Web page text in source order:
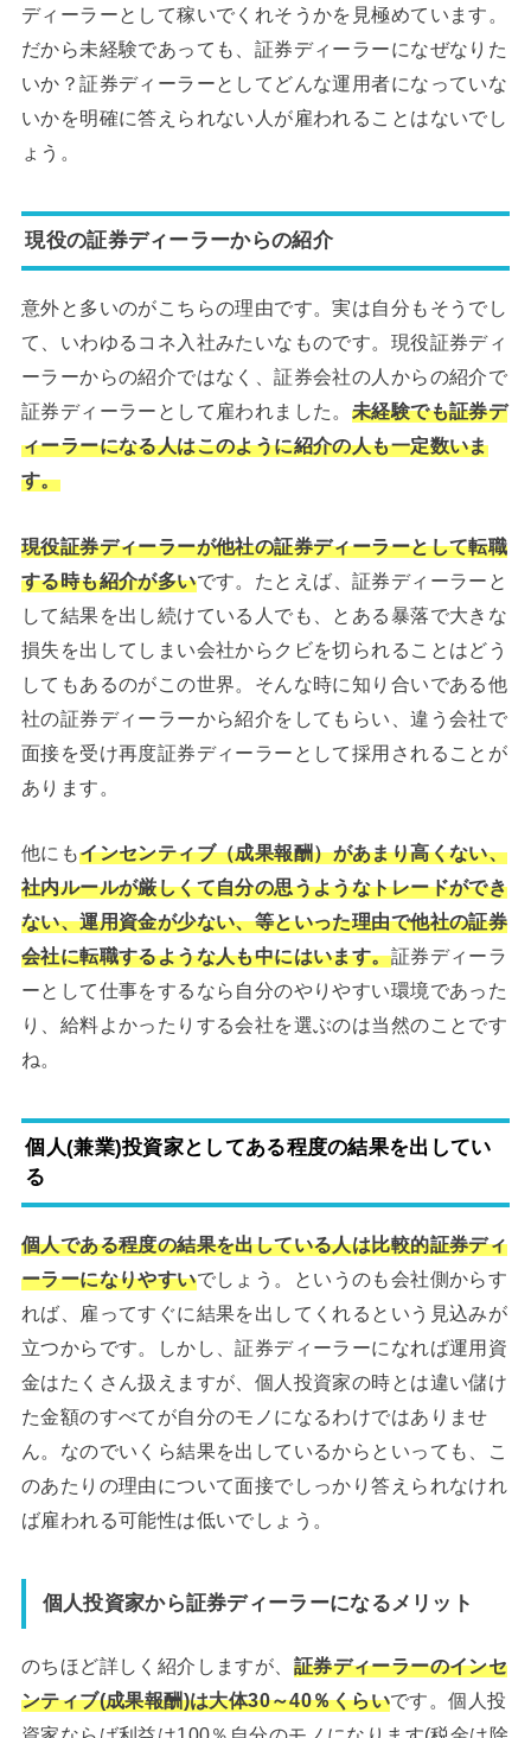
ディーラーとして稼いでくれそうかを見極めています。
だから未経験であっても、証券ディーラーになぜなりた
いか？証券ディーラーとしてどんな運用者になっていな
いかを明確に答えられない人が雇われることはないでし
ょう。
現役の証券ディーラーからの紹介
意外と多いのがこちらの理由です。実は自分もそうでし
て、いわゆるコネ入社みたいなものです。現役証券ディ
ーラーからの紹介ではなく、証券会社の人からの紹介で
証券ディーラーとして雇われました。 未経験でも証券デ
ィーラーになる人はこのように紹介の人も一定数いま
す。
現役証券ディーラーが他社の証券ディーラーとして転職
する時も紹介が多いです。たとえば、証券ディーラーと
して結果を出し続けている人でも、とある暴落で大きな
損失を出してしまい会社からクビを切られることはどう
してもあるのがこの世界。そんな時に知り合いである他
社の証券ディーラーから紹介をしてもらい、違う会社で
面接を受け再度証券ディーラーとして採用されることが
あります。
他にもインセンティブ（成果報酬）があまり高くない、
社内ルールが厳しくて自分の思うようなトレードができ
ない、運用資金が少ない、等といった理由で他社の証券
会社に転職するような人も中にはいます。証券ディーラ
ーとして仕事をするなら自分のやりやすい環境であった
り、給料よかったりする会社を選ぶのは当然のことです
ね。
個人(兼業)投資家としてある程度の結果を出してい
る
個人である程度の結果を出している人は比較的証券ディ
ーラーになりやすいでしょう。というのも会社側からす
れば、雇ってすぐに結果を出してくれるという見込みが
立つからです。しかし、証券ディーラーになれば運用資
金はたくさん扱えますが、個人投資家の時とは違い儲け
た金額のすべてが自分のモノになるわけではありませ
ん。なのでいくら結果を出しているからといっても、こ
のあたりの理由について面接でしっかり答えられなけれ
ば雇われる可能性は低いでしょう。
個人投資家から証券ディーラーになるメリット
のちほど詳しく紹介しますが、 証券ディーラーのインセ
ンティブ(成果報酬)は大体30～40％くらいです。個人投